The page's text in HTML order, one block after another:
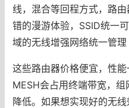
线，混合等回程方式，路
错的漫游体验，SSID统一
域的无线增强网络统一管理
这些路由器价格便宜，性
MESH会占用终端带宽，
降低。如果想实现好的无